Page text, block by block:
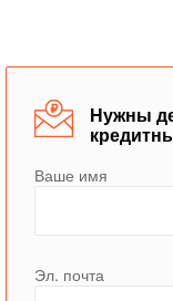
Нужны
Ваше имя
Эл. почта